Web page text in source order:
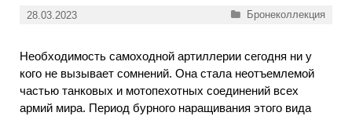
28.03.2023 Рубрики
Бронеколлекция
Необходимость самоходной артиллерии сегодня ни у
кого не вызывает сомнений. Она стала неотъемлемой
частью танковых и мотопехотных соединений всех
армий мира. Период бурного наращивания этого вида